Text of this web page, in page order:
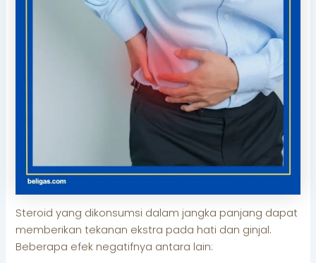
Steroid yang dikonsumsi dalam jangka panjang dapat
memberikan tekanan ekstra pada hati dan ginjal.
Beberapa efek negatifnya antara lain: